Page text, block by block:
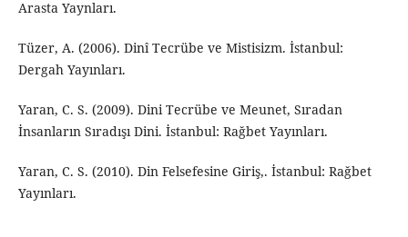
Arasta Yaynları.
Tüzer, A. (2006). Dinî Tecrübe ve Mistisizm. İstanbul:
Dergah Yayınları.
Yaran, C. S. (2009). Dini Tecrübe ve Meunet, Sıradan
İnsanların Sıradışı Dini. İstanbul: Rağbet Yayınları.
Yaran, C. S. (2010). Din Felsefesine Giriş,. İstanbul: Rağbet
Yayınları.